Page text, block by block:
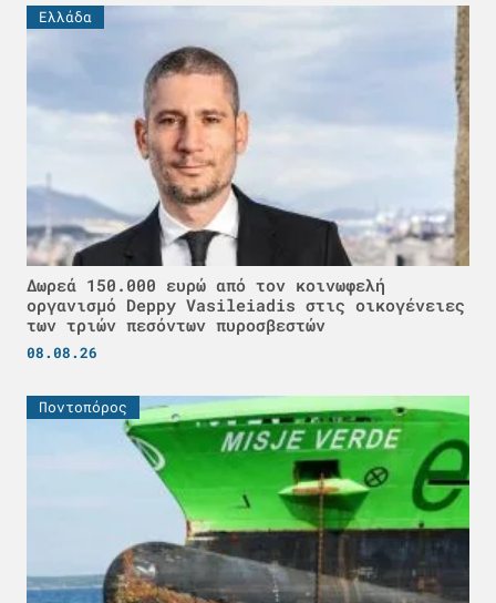
Ελλάδα
Δωρεά 150.000 ευρώ από τον κοινωφελή
οργανισμό Deppy Vasileiadis στις οικογένειες
των τριών πεσόντων πυροσβεστών
08.08.26
Ποντοπόρος